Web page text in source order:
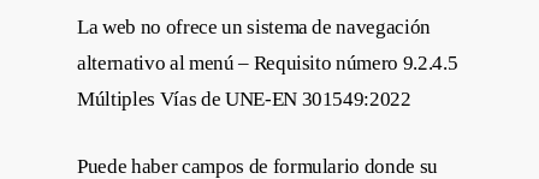
La web no ofrece un sistema de navegación
alternativo al menú – Requisito número 9.2.4.5
Múltiples Vías de UNE-EN 301549:2022
Puede haber campos de formulario donde su